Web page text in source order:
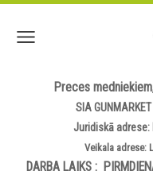
Preces
SIA
Juridiskā adrese:
Veikala adrese:
DARBA LAIKS :